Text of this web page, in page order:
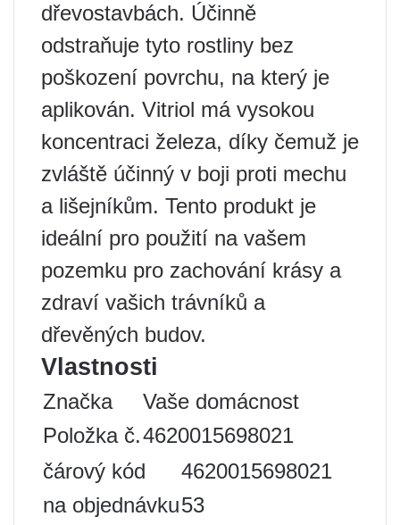
dřevostavbách. Účinně
odstraňuje tyto rostliny bez
poškození povrchu, na který je
aplikován. Vitriol má vysokou
koncentraci železa, díky čemuž je
zvláště účinný v boji proti mechu
a lišejníkům. Tento produkt je
ideální pro použití na vašem
pozemku pro zachování krásy a
zdraví vašich trávníků a
dřevěných budov.
Vlastnosti
Značka
Vaše domácnost
Položka č.4620015698021
čárový kód
4620015698021
na objednávku53